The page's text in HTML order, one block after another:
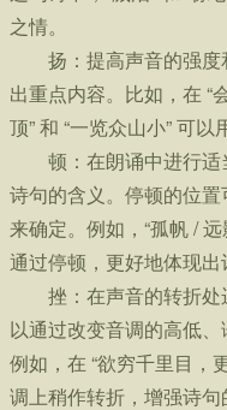
之情。
扬：提高声音的强
出重点内容。比如，在 “
顶” 和 “一览众山小” 可
顿：在朗诵中进行
诗句的含义。停顿的位
来确定。例如，“孤帆 /
通过停顿，更好地体现出
挫：在声音的转折
以通过改变音调的高低、
例如，在 “欲穷千里目，
调上稍作转折，增强诗句